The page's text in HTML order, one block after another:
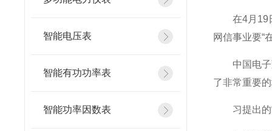
智能电压表
智能有功功率表
智能功率因数表
在4月19日
网信事业要“
中国电子董
了非常重要
习提出的“